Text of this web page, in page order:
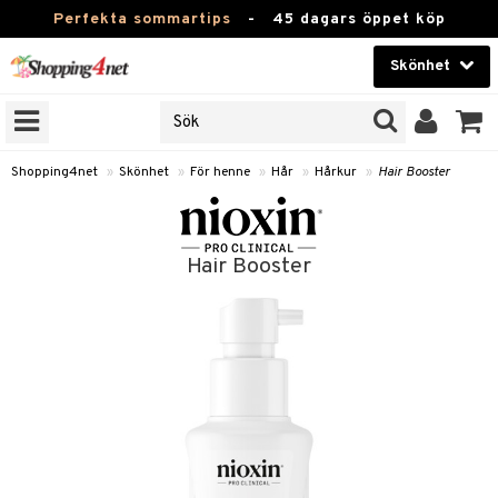
Perfekta sommartips - 45 dagars öppet köp
Skönhet
Skönhet
Kontaktlinser
Shopping4net » Skönhet » För henne » Hår » Hårkur » Hair Booster
Hair Booster